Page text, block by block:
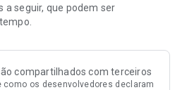
seguir, que podem ser
compartilhados com terceiros
como os desenvolvedores declaram